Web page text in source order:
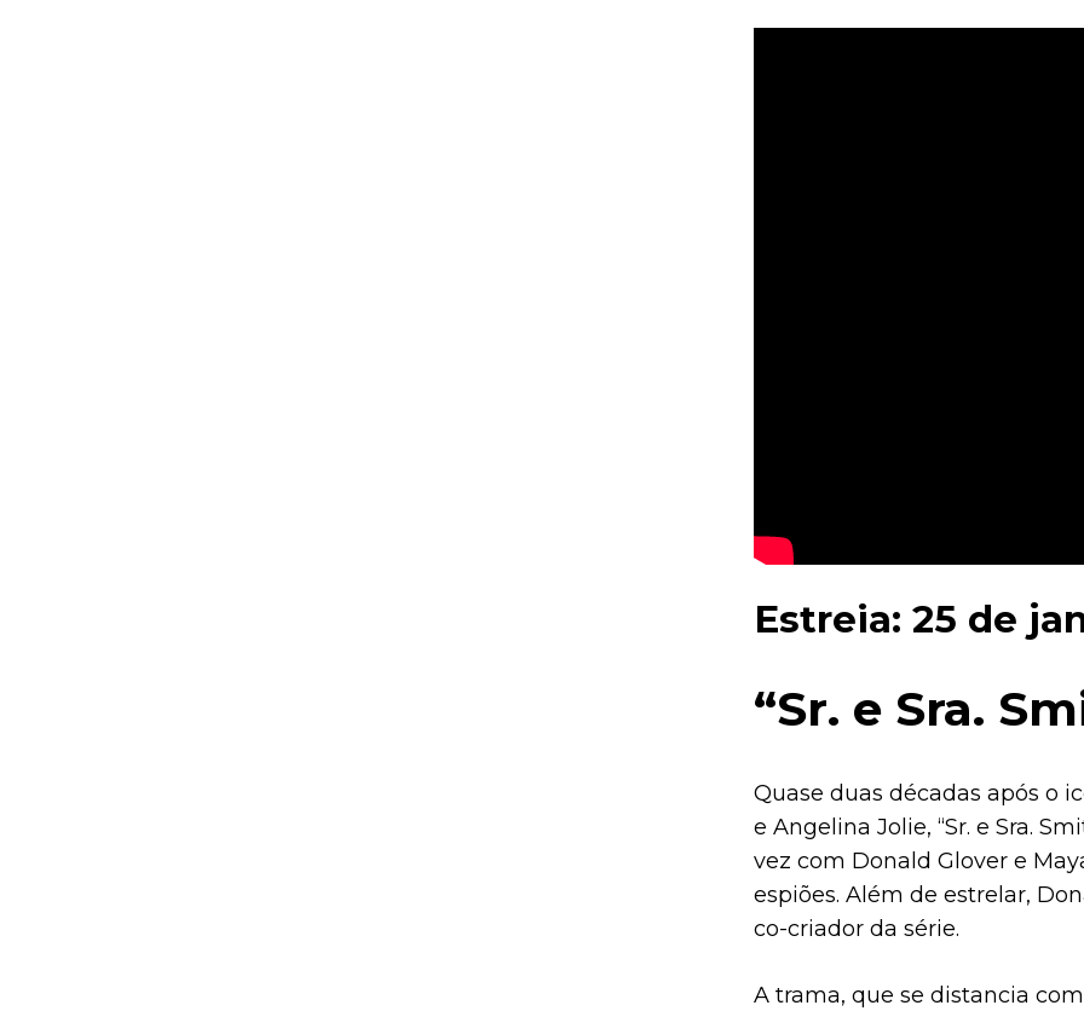
Estreia: 25 de
“Sr. e Sra.
Quase duas décadas após o
e Angelina Jolie, “Sr. e Sra.
vez com Donald Glover e
espiões. Além de estrelar,
co-criador da série.
A trama, que se distancia